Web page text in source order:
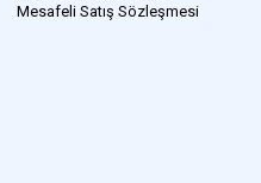
Mesafeli Satış Sözleşmesi